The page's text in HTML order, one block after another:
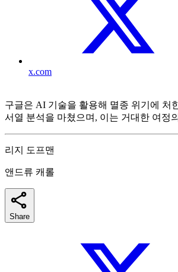
x.com
구글은 AI 기술을 활용해 멸종 위기에 처
서열 분석을 마쳤으며, 이는 거대한 여정
리지 도프맨
앤드류 캐롤
Share